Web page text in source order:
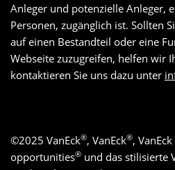
Anleger und potenzielle Anleger,
Personen, zugänglich ist. Sollten
auf einen Bestandteil oder eine
Webseite zuzugreifen, helfen wir
kontaktieren Sie uns dazu unter
©2025 VanEck®, VanEck®,
opportunities® und das stilisierte